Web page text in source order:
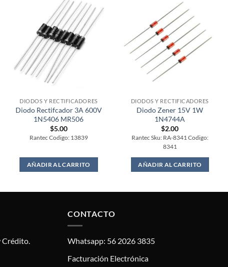
DIODOS Y RECTIFICADORES
Diodo Rectifcador 3A 600V
1N5406 MR506
$5.00
Rantec Codigo: 13839
AÑADIR AL CARRITO
DIODOS Y RECTIFICADORES
Diodo Zener 15V 1W
1N4744A
$2.00
Rantec Sku: RA-8341 Codigo:
8341
AÑADIR AL CARRITO
Crédito.
CONTACTO
Whatsapp: 56 2026 3835
Facturación Electrónica